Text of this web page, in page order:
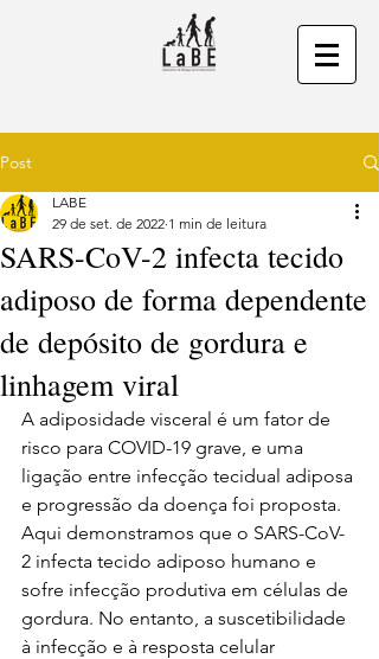
Post
SARS-CoV-2 infecta tecido
adiposo de forma dependente
de depósito de gordura e
linhagem viral
LABE
29 de set. de 2022 1 min de leitura
A adiposidade visceral é um fator de
risco para COVID-19 grave, e uma
ligação entre infecção tecidual adiposa
e progressão da doença foi proposta.
Aqui demonstramos que o SARS-CoV-
2 infecta tecido adiposo humano e
sofre infecção produtiva em células de
gordura. No entanto, a suscetibilidade
à infecção e à resposta celular